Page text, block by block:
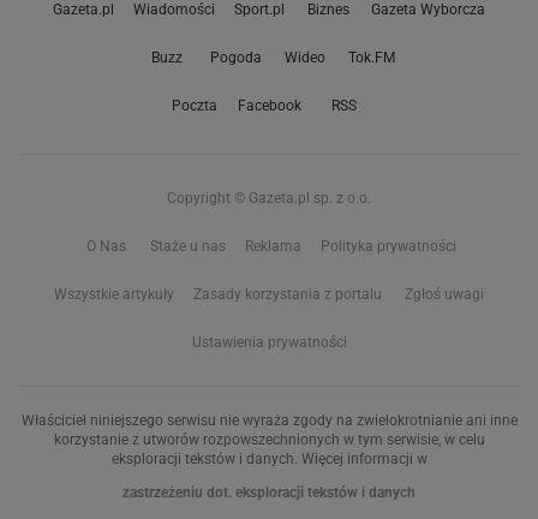
Gazeta.pl Wiadomości Sport.pl Biznes Gazeta Wyborcza
Buzz Pogoda Wideo Tok.FM
Poczta Facebook RSS
Copyright © Gazeta.pl sp. z o.o.
O Nas Staże u nas Reklama Polityka prywatności
Wszystkie artykuły Zasady korzystania z portalu Zgłoś uwagi
Ustawienia prywatności
Właściciel niniejszego serwisu nie wyraża zgody na zwielokrotnianie ani inne
korzystanie z utworów rozpowszechnionych w tym serwisie, w celu
eksploracji tekstów i danych. Więcej informacji w
zastrzeżeniu dot. eksploracji tekstów i danych